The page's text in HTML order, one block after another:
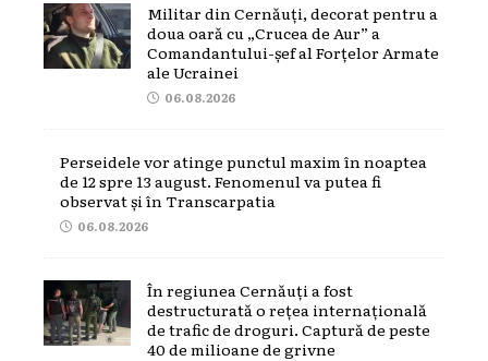
Militar din Cernăuți, decorat pentru a
doua oară cu „Crucea de Aur” a
Comandantului-șef al Forțelor Armate
ale Ucrainei
06.08.2026
Perseidele vor atinge punctul maxim în noaptea
de 12 spre 13 august. Fenomenul va putea fi
observat și în Transcarpatia
06.08.2026
În regiunea Cernăuți a fost
destructurată o rețea internațională
de trafic de droguri. Captură de peste
40 de milioane de grivne